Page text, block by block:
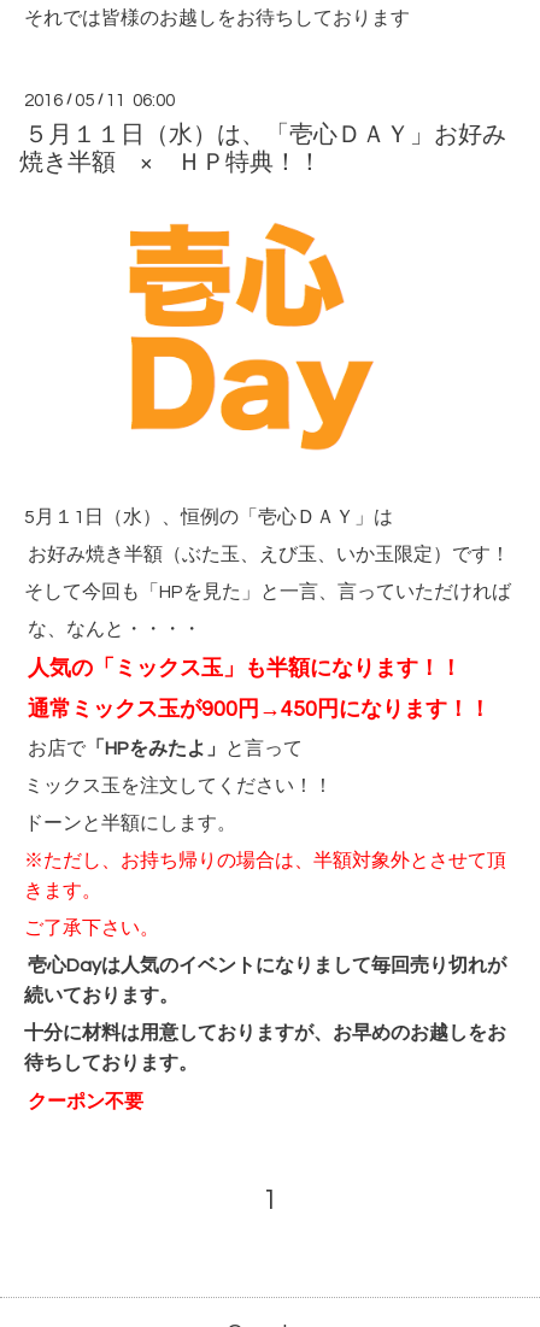
それでは皆様のお越しをお待ちしております
2016 /05 / 11 06:00
５月１１日（水）は、「壱心ＤＡＹ」お好み
焼き半額 × ＨＰ特典！！
5月１1日（水）、恒例の「壱心ＤＡＹ」は
お好み焼き半額（ぶた玉、えび玉、いか玉限定）です！
そして今回も「HPを見た」と一言、言っていただければ
な、なんと・・・・
人気の「ミックス玉」も半額になります！！
通常ミックス玉が900円→450円 になります！！
お店で 「HPをみたよ」
と言って
ミックス玉を注文してください！！
ドーンと半額にします。
※ただし、お持ち帰りの場合は、半額対象外とさせて頂
きます。
ご了承下さい。
壱心Dayは人気のイベントになりまして毎回売り切れが
続いております。
十分に材料は用意しておりますが、お早めのお越しをお
待ちしております。
クーポン不要
1